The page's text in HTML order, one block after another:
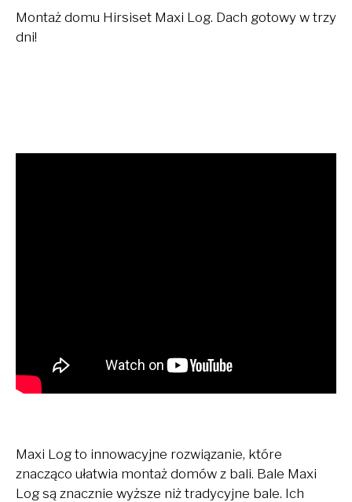
Montaż domu Hirsiset Maxi Log. Dach gotowy w trzy
dni!
Maxi Log to innowacyjne rozwiązanie, które
znacząco ułatwia montaż domów z bali. Bale Maxi
Log są znacznie wyższe niż tradycyjne bale. Ich